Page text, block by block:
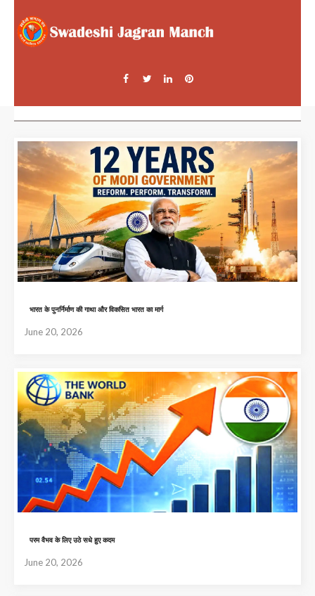
भारत के पुनर्निर्माण की गाथा और विकसित भारत का मार्ग
June 20, 2026
परम वैभव के लिए उठे सधे हुए कदम
June 20, 2026